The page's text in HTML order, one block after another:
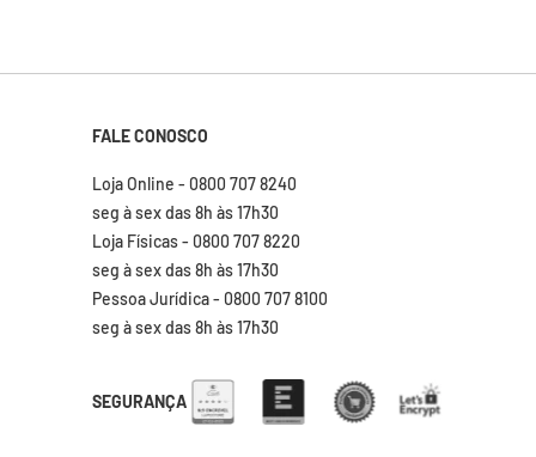
FALE CONOSCO
Loja Online - 0800 707 8240
seg à sex das 8h às 17h30
Loja Físicas - 0800 707 8220
seg à sex das 8h às 17h30
Pessoa Jurídica - 0800 707 8100
seg à sex das 8h às 17h30
SEGURANÇA